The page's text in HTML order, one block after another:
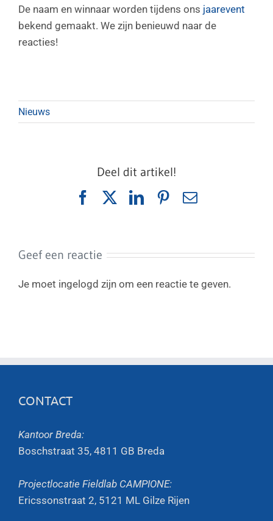
De naam en winnaar worden tijdens ons jaarevent
bekend gemaakt. We zijn benieuwd naar de
reacties!
Nieuws
Deel dit artikel!
FacebookLinkedIn
Pinterest
E-
Geef een reactie
Je moet ingelogd zijn om een reactie te geven.
CONTACT
Kantoor Breda:
Boschstraat 35, 4811 GB Breda
Projectlocatie Fieldlab CAMPIONE:
Ericssonstraat 2, 5121 ML Gilze Rijen